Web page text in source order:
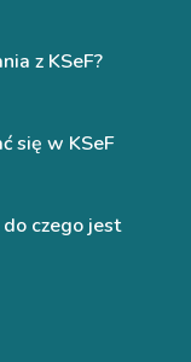
z KSeF?
się w KSeF
do czego jest